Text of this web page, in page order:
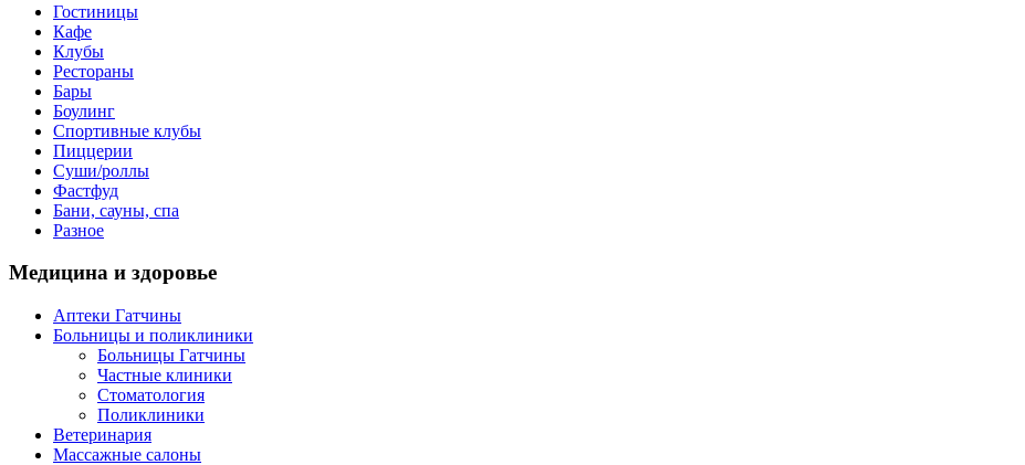
Гостиницы
Кафе
Клубы
Рестораны
Бары
Боулинг
Спортивные клубы
Пиццерии
Суши/роллы
Фастфуд
Бани, сауны, спа
Разное
Медицина и здоровье
Аптеки Гатчины
Больницы и поликлиники
Больницы Гатчины
Частные клиники
Стоматология
Поликлиники
Ветеринария
Массажные салоны